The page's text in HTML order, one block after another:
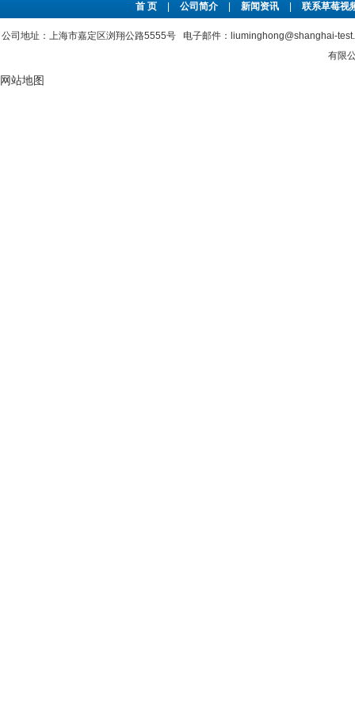
首 页 公司简介 新闻资讯 联系草莓视
公司地址：上海市嘉定区浏翔公路5555号 电子邮件：liuminghong@shanghai-
有限公
网站地图